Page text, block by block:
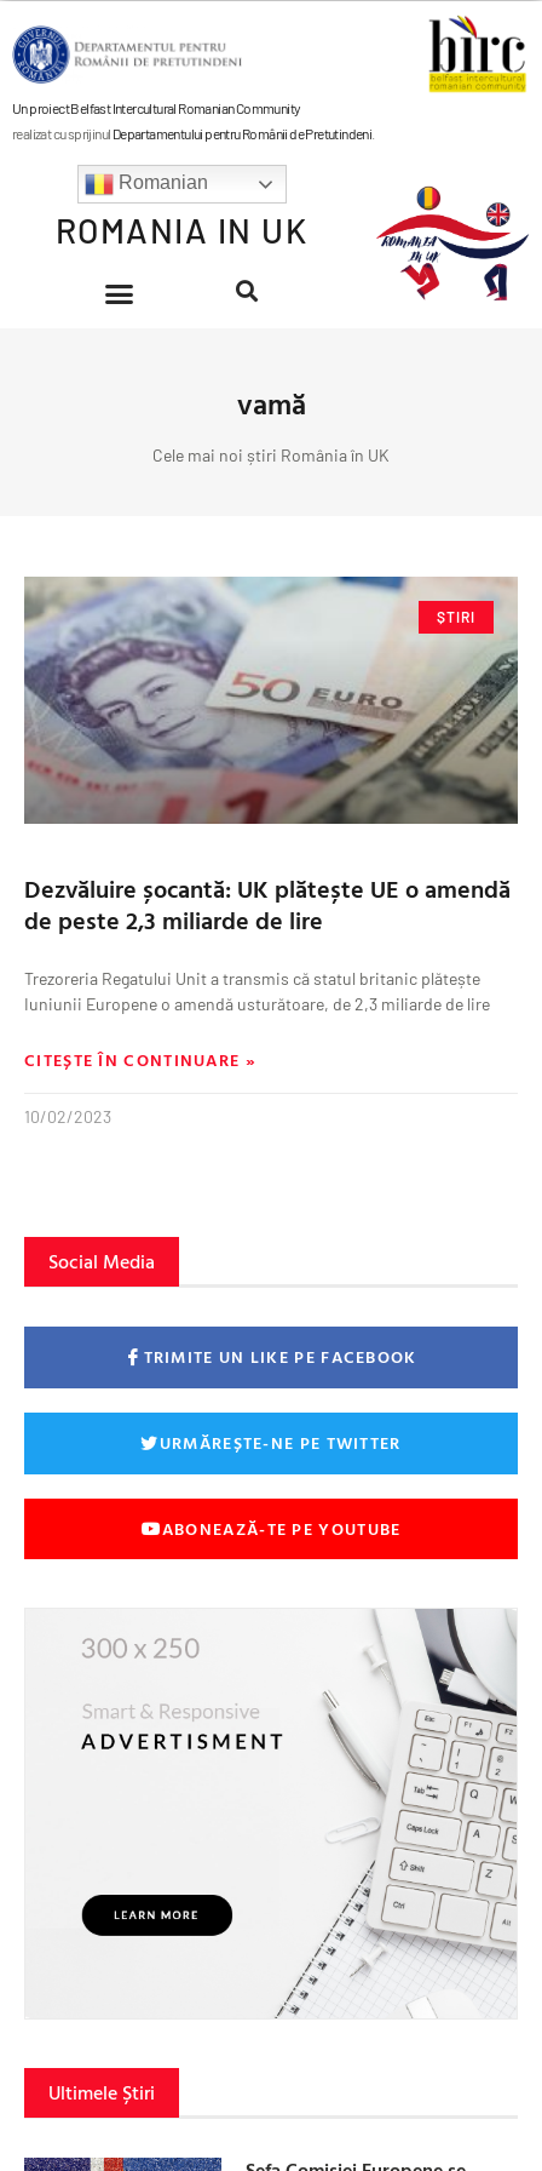
Romanian
ROMANIA IN UK
Un proiect Belfast Intercultural Romanian Community
realizat cu sprijinul Departamentului pentru Românii de Pretutindeni
vamă
Cele mai noi știri România în UK
ȘTIRI
Dezvăluire șocantă: UK plătește UE o amendă
de peste 2,3 miliarde de lire
Trezoreria Regatului Unit a transmis că statul britanic plătește
Iuniunii Europene o amendă usturătoare, de 2,3 miliarde de lire
CITEȘTE ÎN CONTINUARE »
10/02/2023
Social Media
TRIMITE UN LIKE PE FACEBOOK
URMĂREȘTE-NE PE TWITTER
ABONEAZĂ-TE PE YOUTUBE
Ultimele Știri